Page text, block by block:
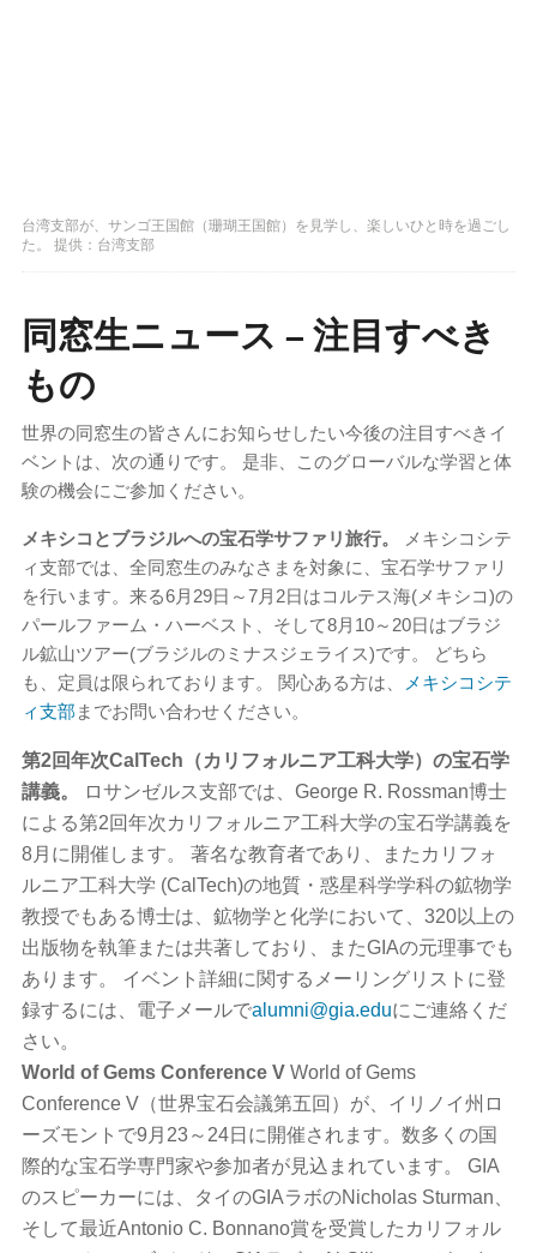
台湾支部が、サンゴ王国館（珊瑚王国館）を見学し、楽しいひと時を過ごし
た。 提供：台湾支部
同窓生ニュース – 注目すべき
もの
世界の同窓生の皆さんにお知らせしたい今後の注目すべきイ
ベントは、次の通りです。 是非、このグローバルな学習と体
験の機会にご参加ください。
メキシコとブラジルへの宝石学サファリ旅行。
メキシコシテ
ィ支部では、全同窓生のみなさまを対象に、宝石学サファリ
を行います。来る6月29日～7月2日はコルテス海(メキシコ)の
パールファーム・ハーベスト、そして8月10～20日はブラジ
ル鉱山ツアー(ブラジルのミナスジェライス)です。 どちら
も、定員は限られております。 関心ある方は、
メキシコシテ
ィ支部 までお問い合わせください。
第2回年次CalTech（カリフォルニア工科大学）の宝石学
講義。
ロサンゼルス支部では、George R. Rossman博士
による第2回年次カリフォルニア工科大学の宝石学講義を
8月に開催します。 著名な教育者であり、またカリフォ
ルニア工科大学 (CalTech)の地質・惑星科学学科の鉱物学
教授でもある博士は、鉱物学と化学において、320以上の
出版物を執筆または共著しており、またGIAの元理事でも
あります。 イベント詳細に関するメーリングリストに登
録するには、電子メールでalumni@gia.eduにご連絡くだ
さい。
World of Gems Conference V World of Gems
Conference V（世界宝石会議第五回）が、イリノイ州ロ
ーズモントで9月23～24日に開催されます。数多くの国
際的な宝石学専門家や参加者が見込まれています。 GIA
のスピーカーには、タイのGIAラボのNicholas Sturman、
そして最近Antonio C. Bonnano賞を受賞したカリフォル